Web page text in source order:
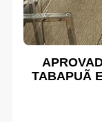
TABAPUÃ